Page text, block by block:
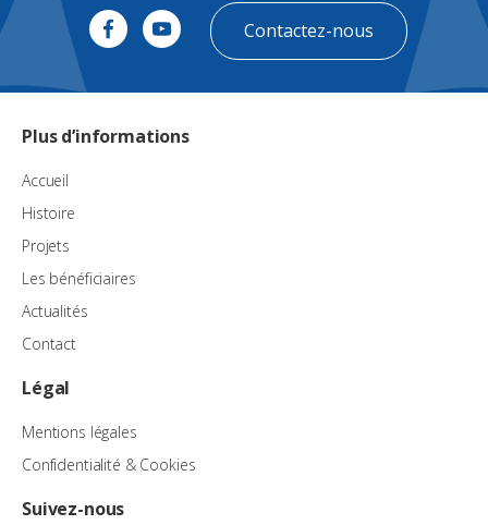
Contactez-nous
Plus d’informations
Accueil
Histoire
Projets
Les bénéficiaires
Actualités
Contact
Légal
Mentions légales
Confidentialité & Cookies
Suivez-nous